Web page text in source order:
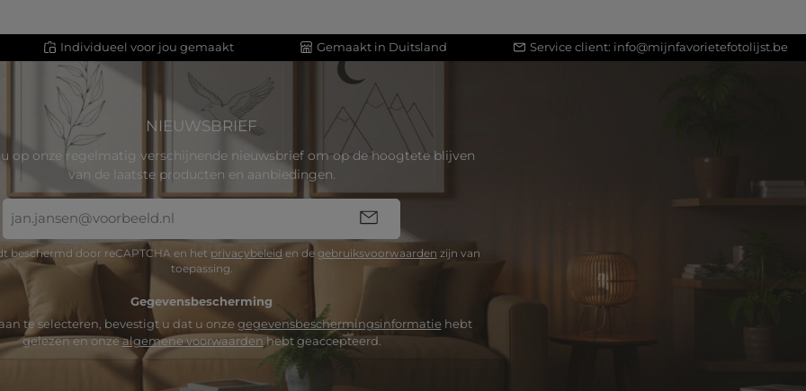
Individueel voor jou gemaakt Gemaakt in Duitsland Service client: info@mijnfavorietefotolijst.be
NIEUWSBRIEF
op onze regelmatig verschijnende nieuwsbrief om op de hoogtete blijven
van de laatste producten en aanbiedingen.
mailadres
* beschermd door reCAPTCHA en het privacybeleid en de gebruiksvoorwaarden zijn van
toepassing.
Gegevensbescherming
te selecteren, bevestigt u dat u onze gegevensbeschermingsinformatie hebt
gelezen en onzealgemene voorwaarden hebt geaccepteerd.